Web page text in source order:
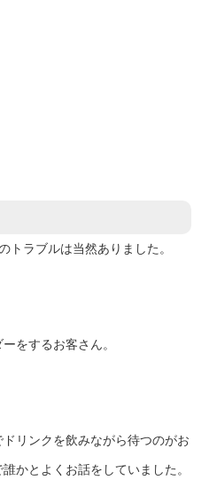
トラブルは当然ありました。
をするお客さん。
リンクを飲みながら待つのがお
かとよくお話をしていました。